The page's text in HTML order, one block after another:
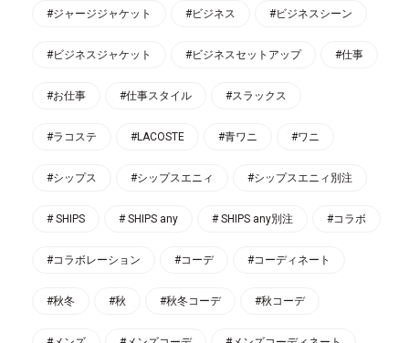
#ジャージジャケット #ビジネス #ビジネスシーン
#ビジネスジャケット #ビジネスセットアップ #仕事
#お仕事 #仕事スタイル #スラックス
#ラコステ #LACOSTE #青ワニ #ワニ
#シップス #シップスエニィ #シップスエニィ別注
# SHIPS # SHIPS any # SHIPS any別注 #コラボ
#コラボレーション #コーデ #コーディネート
#秋冬 #秋 #秋冬コーデ #秋コーデ